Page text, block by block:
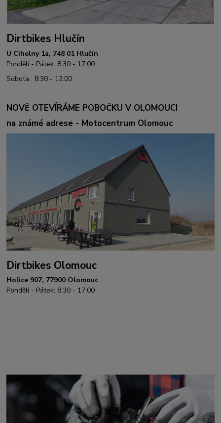
Dirtbikes Hlučín
U Cihelny 1a, 748 01 Hlučín
Pondělí - Pátek: 8:30 - 17:00
Sobota : 8:30 - 12:00
NOVĚ OTEVÍRÁME POBOČKU V OLOMOUCI
na známé adrese - Motocentrum Olomouc
Dirtbikes Olomouc
Holice 907, 77900 Olomouc
Pondělí - Pátek: 8:30 - 17:00